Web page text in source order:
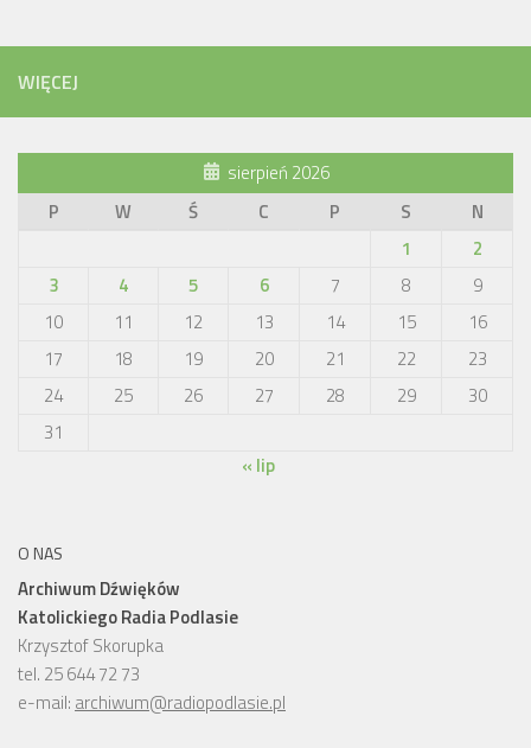
WIĘCEJ
sierpień 2026
P
W Ś C P S
N
1
2
3
4 5 6 7 8
9
10
11 12 13 14 15
16
17
18 19 20 21 22
23
24
25 26 27 28 29
30
31
« lip
O NAS
Archiwum Dźwięków
Katolickiego Radia Podlasie
Krzysztof Skorupka
tel. 25 644 72 73
e-mail: archiwum@radiopodlasie.pl